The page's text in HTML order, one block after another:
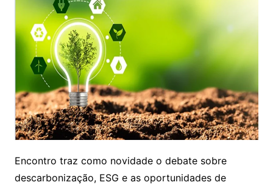
Encontro traz como novidade o debate sobre
descarbonização, ESG e as oportunidades de